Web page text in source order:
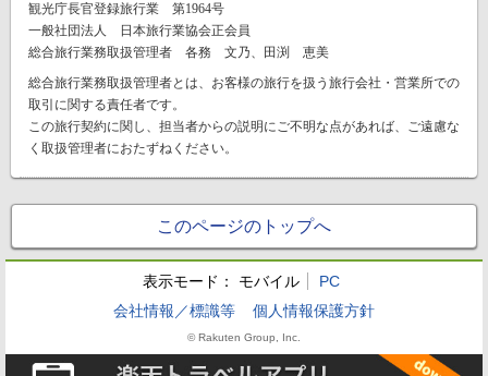
観光庁長官登録旅行業 第1964号
一般社団法人 日本旅行業協会正会員
総合旅行業務取扱管理者 各務 文乃、田渕 恵美
総合旅行業務取扱管理者とは、お客様の旅行を扱う旅行会社・営業所での
取引に関する責任者です。
この旅行契約に関し、担当者からの説明にご不明な点があれば、ご遠慮な
く取扱管理者におたずねください。
このページのトップへ
表示モード： モバイル
PC
会社情報／標識等
個人情報保護方針
© Rakuten Group, Inc.